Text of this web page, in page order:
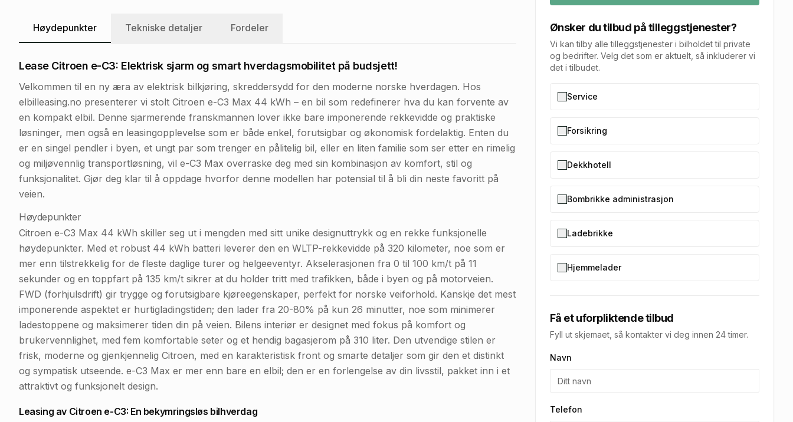
Høydepunkter Tekniske detaljer Fordeler
Lease Citroen e-C3: Elektrisk sjarm og smart hverdagsmobilitet på budsjett!
Velkommen til en ny æra av elektrisk bilkjøring, skreddersydd for den moderne norske hverdagen. Hos
elbilleasing.no presenterer vi stolt Citroen e-C3 Max 44 kWh – en bil som redefinerer hva du kan forvente av
en kompakt elbil. Denne sjarmerende franskmannen lover ikke bare imponerende rekkevidde og praktiske
løsninger, men også en leasingopplevelse som er både enkel, forutsigbar og økonomisk fordelaktig. Enten du
er en singel pendler i byen, et ungt par som trenger en pålitelig bil, eller en liten familie som ser etter en rimelig
og miljøvennlig transportløsning, vil e-C3 Max overraske deg med sin kombinasjon av komfort, stil og
funksjonalitet. Gjør deg klar til å oppdage hvorfor denne modellen har potensial til å bli din neste favoritt på
veien.
Høydepunkter
Citroen e-C3 Max 44 kWh skiller seg ut i mengden med sitt unike designuttrykk og en rekke funksjonelle
høydepunkter. Med et robust 44 kWh batteri leverer den en WLTP-rekkevidde på 320 kilometer, noe som er
mer enn tilstrekkelig for de fleste daglige turer og helgeeventyr. Akselerasjonen fra 0 til 100 km/t på 11
sekunder og en toppfart på 135 km/t sikrer at du holder tritt med trafikken, både i byen og på motorveien.
FWD (forhjulsdrift) gir trygge og forutsigbare kjøreegenskaper, perfekt for norske veiforhold. Kanskje det mest
imponerende aspektet er hurtigladingstiden; den lader fra 20-80% på kun 26 minutter, noe som minimerer
ladestoppene og maksimerer tiden din på veien. Bilens interiør er designet med fokus på komfort og
brukervennlighet, med fem komfortable seter og et hendig bagasjerom på 310 liter. Den utvendige stilen er
frisk, moderne og gjenkjennelig Citroen, med en karakteristisk front og smarte detaljer som gir den et distinkt
og sympatisk utseende. e-C3 Max er mer enn bare en elbil; den er en forlengelse av din livsstil, pakket inn i et
attraktivt og funksjonelt design.
Leasing av Citroen e-C3: En bekymringsløs bilhverdag
Ønsker du tilbud på tilleggstjenester?
Vi kan tilby alle tilleggstjenester i bilholdet til private
og bedrifter. Velg det som er aktuelt, så inkluderer vi
det i tilbudet.
Service
Forsikring
Dekkhotell
Bombrikke administrasjon
Ladebrikke
Hjemmelader
Få et uforpliktende tilbud
Fyll ut skjemaet, så kontakter vi deg innen 24 timer.
Navn
Telefon